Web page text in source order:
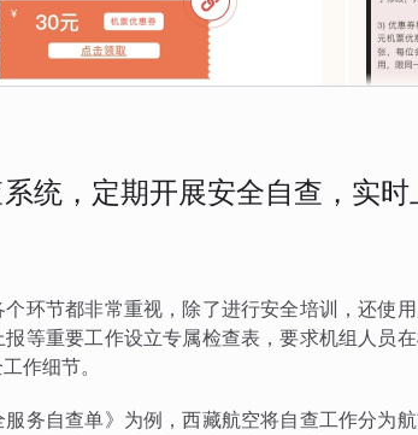
统，定期开展安全自查，实
环节都非常重视，除了进行安全培训，还使
等重要工作设立专属检查表，要求机组人员
作细节。
务自查单》为例，西藏航空将自查工作分为